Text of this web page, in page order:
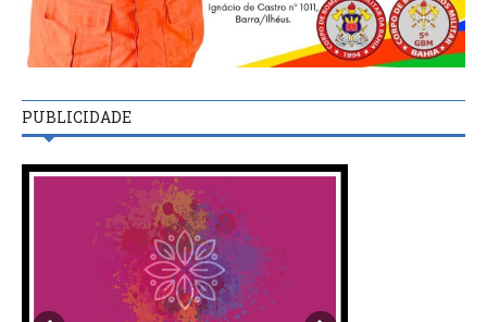
PUBLICIDADE